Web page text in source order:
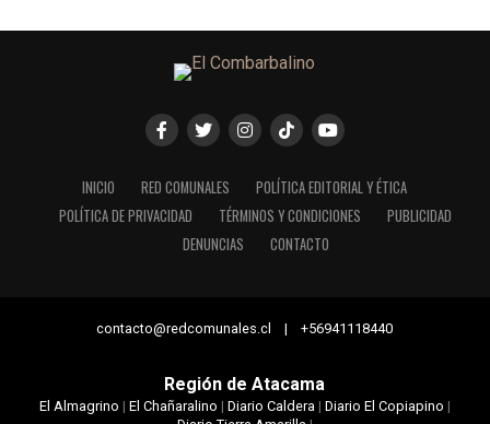
INICIO RED COMUNALES
POLÍTICA EDITORIAL Y ÉTICA
POLÍTICA DE PRIVACIDAD
TÉRMINOS Y CONDICIONES
PUBLICIDAD
DENUNCIAS
CONTACTO
contacto@redcomunales.cl | +56941118440
Región de Atacama
El Almagrino | El Chañaralino | Diario Caldera| Diario El Copiapino |